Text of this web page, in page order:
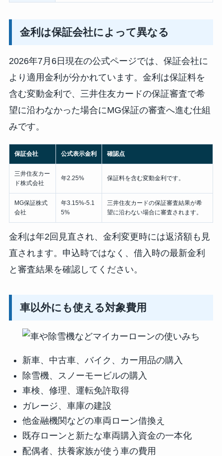
金利は保証会社によって異なる
2026年7月6日現在の公式ページでは、保証会社に
より適用金利が分かれています。金利は保証料を
含む変動金利で、三井住友カードの保証審査で希
望に沿わなかった場合にMG保証の審査へ進む仕組
みです。
保証会社 公式表示金利 確認点
三井住友カー
ド株式会社
年2.25% 保証料を含む変動金利です。
MG保証株式
会社
年3.15%-5.1
5%
三井住友カードの保証審査結果が希
望に沿わない場合に審査されます。
金利は年2回見直され、金利変更時には返済額も見
直されます。申込時ではなく、借入時の最新金利
と審査結果を確認してください。
車以外にも使える対象費用
新車、中古車、バイク、カー用品の購入
除雪機、スノーモービルの購入
車検、修理、運転免許取得
ガレージ、車庫の建設
他金融機関などの車両ローン借換え
既存ローンと新たな車両購入資金の一本化
配偶者、扶養家族が使う車の費用